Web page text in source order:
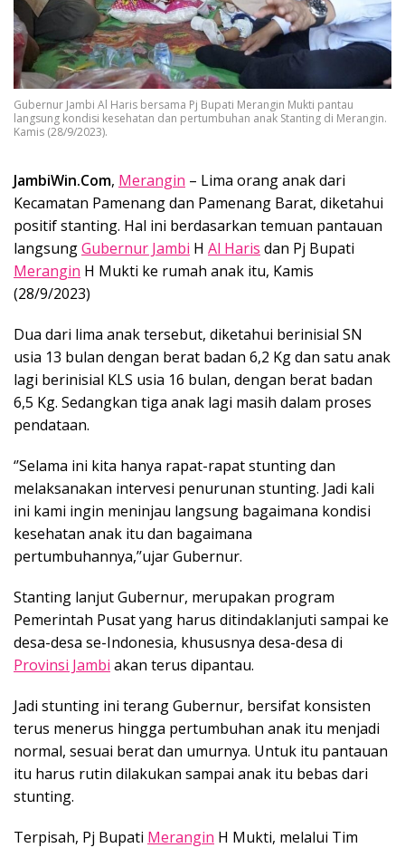
Gubernur Jambi Al Haris bersama Pj Bupati Merangin Mukti pantau
langsung kondisi kesehatan dan pertumbuhan anak Stanting di Merangin.
Kamis (28/9/2023).
JambiWin.Com, Merangin – Lima orang anak dari
Kecamatan Pamenang dan Pamenang Barat, diketahui
positif stanting. Hal ini berdasarkan temuan pantauan
langsungGubernur Jambi H Al Haris dan Pj Bupati
Merangin H Mukti ke rumah anak itu, Kamis
(28/9/2023)
Dua dari lima anak tersebut, diketahui berinisial SN
usia 13 bulan dengan berat badan 6,2 Kg dan satu anak
lagi berinisial KLS usia 16 bulan, dengan berat badan
6,5 Kg. Sedangkan tiga anak lagi masih dalam proses
pendataan.
‘’Selama ini kita hanya rapat-rapat stunting dan
melaksanakan intervesi penurunan stunting. Jadi kali
ini kami ingin meninjau langsung bagaimana kondisi
kesehatan anak itu dan bagaimana
pertumbuhannya,’’ujar Gubernur.
Stanting lanjut Gubernur, merupakan program
Pemerintah Pusat yang harus ditindaklanjuti sampai ke
desa-desa se-Indonesia, khususnya desa-desa di
Provinsi Jambi akan terus dipantau.
Jadi stunting ini terang Gubernur, bersifat konsisten
terus menerus hingga pertumbuhan anak itu menjadi
normal, sesuai berat dan umurnya. Untuk itu pantauan
itu harus rutin dilakukan sampai anak itu bebas dari
stunting.
Terpisah, Pj Bupati Merangin H Mukti, melalui Tim